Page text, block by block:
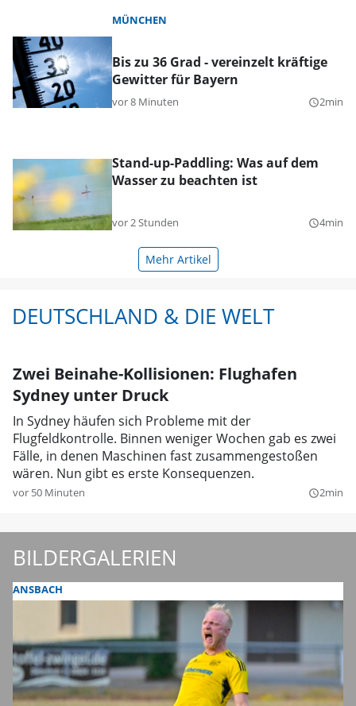
MÜNCHEN
Bis zu 36 Grad - vereinzelt kräftige
Gewitter für Bayern
vor 8 Minuten query_builder2min
Stand-up-Paddling: Was auf dem
Wasser zu beachten ist
vor 2 Stunden query_builder4min
Mehr Artikel
DEUTSCHLAND & DIE WELT
Zwei Beinahe-Kollisionen: Flughafen
Sydney unter Druck
In Sydney häufen sich Probleme mit der
Flugfeldkontrolle. Binnen weniger Wochen gab es zwei
Fälle, in denen Maschinen fast zusammengestoßen
wären. Nun gibt es erste Konsequenzen.
vor 50 Minuten query_builder2min
BILDERGALERIEN
ANSBACH